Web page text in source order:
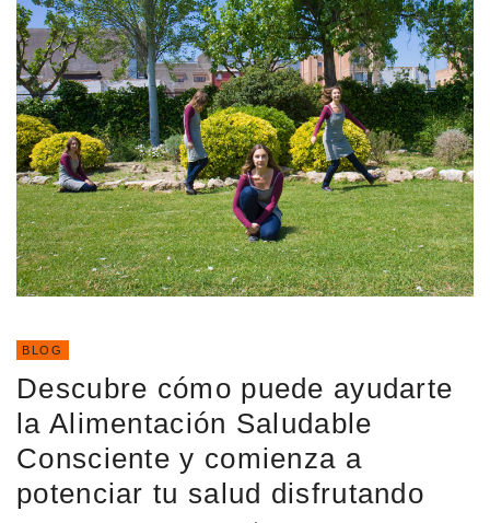
BLOG
Descubre cómo puede ayudarte
la Alimentación Saludable
Consciente y comienza a
potenciar tu salud disfrutando